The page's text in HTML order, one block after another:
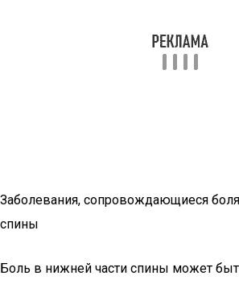
Заболевания, сопровождающиеся
спины
Боль в нижней части спины может